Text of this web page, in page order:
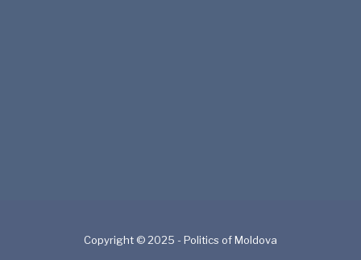
Copyright © 2025 - Politics of Moldova